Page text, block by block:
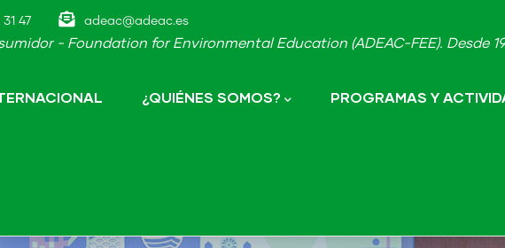
47 adeac@adeac.es
- Foundation for Environmental Education (ADEAC-FEE). Desde
¿QUIÉNES SOMOS? PROGRAMAS Y